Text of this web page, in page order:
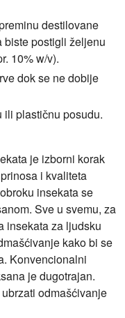
destilovane
biste postigli željenu
10% w/v).
dok se ne dobije
ili plastičnu posudu.
je izborni korak
i kvaliteta
insekata se
Sve u svemu, za
insekata za ljudsku
kako bi se
Konvencionalni
je dugotrajan.
odmašćivanje